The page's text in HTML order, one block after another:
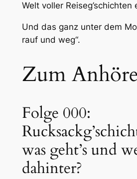
Welt voller Reiseg’schichten
Und das ganz unter dem
rauf und weg“.
Zum
Folge 000:
was geht’s und
dahinter?